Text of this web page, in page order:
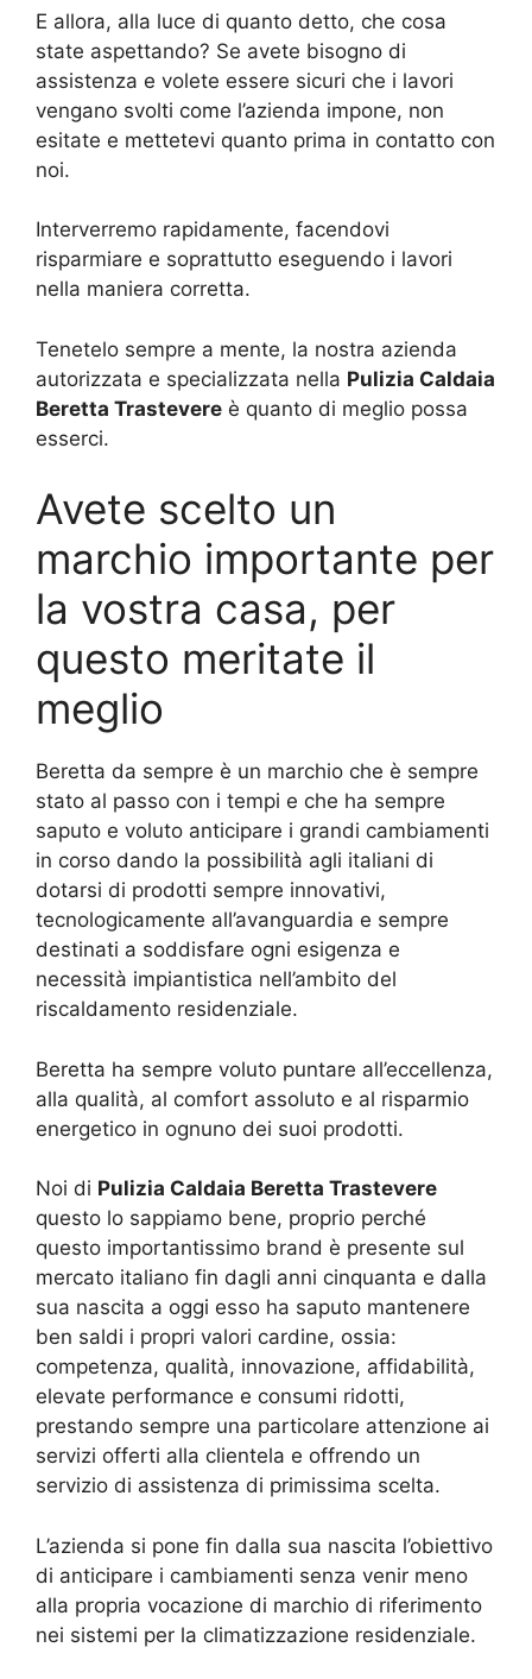
E allora, alla luce di quanto detto, che cosa
state aspettando? Se avete bisogno di
assistenza e volete essere sicuri che i lavori
vengano svolti come l’azienda impone, non
esitate e mettetevi quanto prima in contatto con
noi.
Interverremo rapidamente, facendovi
risparmiare e soprattutto eseguendo i lavori
nella maniera corretta.
Tenetelo sempre a mente, la nostra azienda
autorizzata e specializzata nella Pulizia Caldaia
Beretta Trastevere è quanto di meglio possa
esserci.
Avete scelto un
marchio importante per
la vostra casa, per
questo meritate il
meglio
Beretta da sempre è un marchio che è sempre
stato al passo con i tempi e che ha sempre
saputo e voluto anticipare i grandi cambiamenti
in corso dando la possibilità agli italiani di
dotarsi di prodotti sempre innovativi,
tecnologicamente all’avanguardia e sempre
destinati a soddisfare ogni esigenza e
necessità impiantistica nell’ambito del
riscaldamento residenziale.
Beretta ha sempre voluto puntare all’eccellenza,
alla qualità, al comfort assoluto e al risparmio
energetico in ognuno dei suoi prodotti.
Noi di Pulizia Caldaia Beretta Trastevere
questo lo sappiamo bene, proprio perché
questo importantissimo brand è presente sul
mercato italiano fin dagli anni cinquanta e dalla
sua nascita a oggi esso ha saputo mantenere
ben saldi i propri valori cardine, ossia:
competenza, qualità, innovazione, affidabilità,
elevate performance e consumi ridotti,
prestando sempre una particolare attenzione ai
servizi offerti alla clientela e offrendo un
servizio di assistenza di primissima scelta.
L’azienda si pone fin dalla sua nascita l’obiettivo
di anticipare i cambiamenti senza venir meno
alla propria vocazione di marchio di riferimento
nei sistemi per la climatizzazione residenziale.